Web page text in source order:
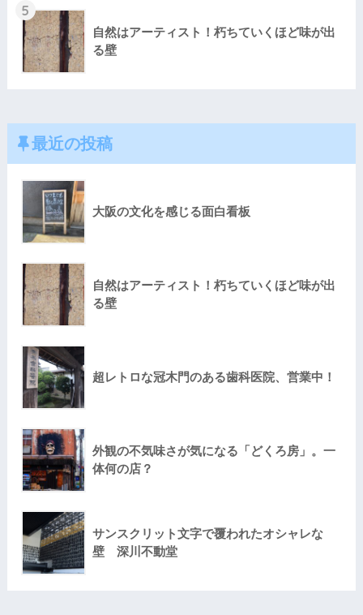
5
自然はアーティスト！朽ちていくほど味が出
る壁
最近の投稿
大阪の文化を感じる面白看板
自然はアーティスト！朽ちていくほど味が出
る壁
超レトロな冠木門のある歯科医院、営業中！
外観の不気味さが気になる「どくろ房」。一
体何の店？
サンスクリット文字で覆われたオシャレな
壁 深川不動堂